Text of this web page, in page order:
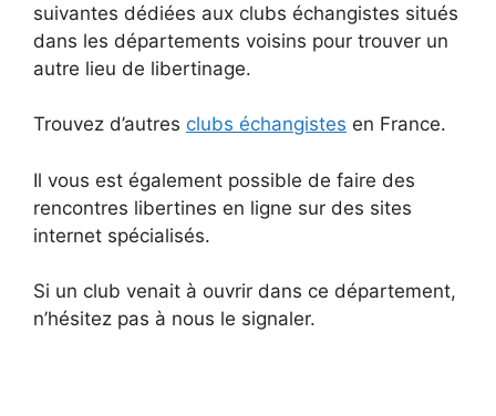
suivantes dédiées aux clubs échangistes situés
dans les départements voisins pour trouver un
autre lieu de libertinage.
Trouvez d’autres clubs échangistes en France.
Il vous est également possible de faire des
rencontres libertines en ligne sur des sites
internet spécialisés.
Si un club venait à ouvrir dans ce département,
n’hésitez pas à nous le signaler.